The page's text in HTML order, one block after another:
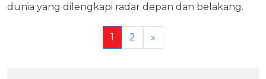
dunia yang dilengkapi radar depan dan belakang.
1 2 »